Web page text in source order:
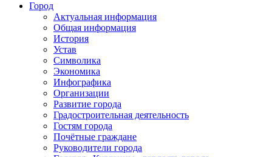
Город
Актуальная информация
Общая информация
История
Устав
Символика
Экономика
Инфографика
Организации
Развитие города
Градостроительная деятельность
Гостям города
Почётные граждане
Руководители города